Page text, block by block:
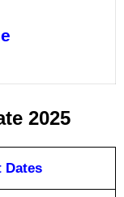
2025
Dates